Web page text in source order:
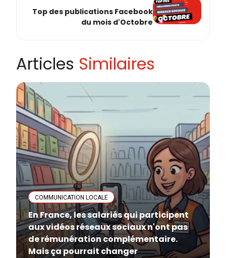
Top des publications Facebook
du mois d'Octobre
Articles Similaires
COMMUNICATION LOCALE
En France, les salariés qui participent
aux vidéos réseaux sociaux n'ont pas
de rémunération complémentaire.
Mais ça pourrait changer